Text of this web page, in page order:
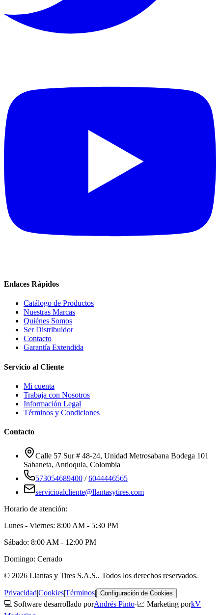
Enlaces Rápidos
Catálogo de Productos
Nuestras Marcas
Quiénes Somos
Ser Distribuidor
Contacto
Garantía Extendida
Servicio al Cliente
Mi cuenta
Trabaja con Nosotros
Información Legal
Términos y Condiciones
Contacto
Calle 57 Sur # 48-24, Unidad Metrosabana Bodega 101
Sabaneta, Antioquia, Colombia
573054689400 /6044446565
servicioalcliente@llantasytires.com
Horario de atención:
Lunes - Viernes: 8:00 AM - 5:30 PM
Sábado: 8:00 AM - 12:00 PM
Domingo: Cerrado
© 2026 Llantas y Tires S.A.S.. Todos los derechos reservados.
Privacidad|Cookies|Términos| Configuración de Cookies
💻 Software desarrollado porAndrés Pinto·📈 Marketing porkV